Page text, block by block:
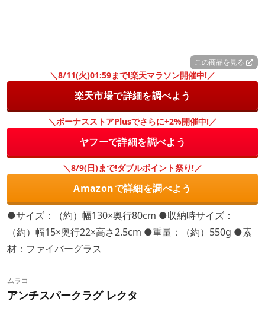
この商品を見る
＼8/11(火)01:59まで!楽天マラソン開催中!／
楽天市場で詳細を調べよう
＼ボーナスストアPlusでさらに+2%開催中!／
ヤフーで詳細を調べよう
＼8/9(日)まで!ダブルポイント祭り!／
Amazonで詳細を調べよう
●サイズ：（約）幅130×奥行80cm ●収納時サイズ：
（約）幅15×奥行22×高さ2.5cm ●重量：（約）550g ●素
材：ファイバーグラス
ムラコ
アンチスパークラグ レクタ